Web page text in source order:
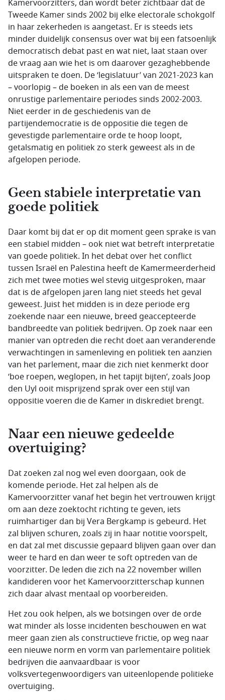
Kamervoorzitters, dan wordt beter zichtbaar dat de
Tweede Kamer sinds 2002 bij elke electorale schokgolf
in haar zekerheden is aangetast. Er is steeds iets
minder duidelijk consensus over wat bij een fatsoenlijk
democratisch debat past en wat niet, laat staan over
de vraag aan wie het is om daarover gezaghebbende
uitspraken te doen. De ‘legislatuur’ van 2021-2023 kan
– voorlopig – de boeken in als een van de meest
onrustige parlementaire periodes sinds 2002-2003.
Niet eerder in de geschiedenis van de
partijendemocratie is de oppositie die tegen de
gevestigde parlementaire orde te hoop loopt,
getalsmatig en politiek zo sterk geweest als in de
afgelopen periode.
Geen stabiele interpretatie van
goede politiek
Daar komt bij dat er op dit moment geen sprake is van
een stabiel midden – ook niet wat betreft interpretatie
van goede politiek. In het debat over het conflict
tussen Israël en Palestina heeft de Kamermeerderheid
zich met twee moties wel stevig uitgesproken, maar
dat is de afgelopen jaren lang niet steeds het geval
geweest. Juist het midden is in deze periode erg
zoekende naar een nieuwe, breed geaccepteerde
bandbreedte van politiek bedrijven. Op zoek naar een
manier van optreden die recht doet aan veranderende
verwachtingen in samenleving en politiek ten aanzien
van het parlement, maar die zich niet kenmerkt door
‘boe roepen, weglopen, in het tapijt bijten’, zoals Joop
den Uyl ooit misprijzend sprak over een stijl van
oppositie voeren die de Kamer in diskrediet brengt.
Naar een nieuwe gedeelde
overtuiging?
Dat zoeken zal nog wel even doorgaan, ook de
komende periode. Het zal helpen als de
Kamervoorzitter vanaf het begin het vertrouwen krijgt
om aan deze zoektocht richting te geven, iets
ruimhartiger dan bij Vera Bergkamp is gebeurd. Het
zal blijven schuren, zoals zij in haar notitie voorspelt,
en dat zal met discussie gepaard blijven gaan over dan
weer te hard en dan weer te soft optreden van de
voorzitter. De leden die zich na 22 november willen
kandideren voor het Kamervoorzitterschap kunnen
zich daar alvast mentaal op voorbereiden.
Het zou ook helpen, als we botsingen over de orde
wat minder als losse incidenten beschouwen en wat
meer gaan zien als constructieve frictie, op weg naar
een nieuwe norm en vorm van parlementaire politiek
bedrijven die aanvaardbaar is voor
volksvertegenwoordigers van uiteenlopende politieke
overtuiging.